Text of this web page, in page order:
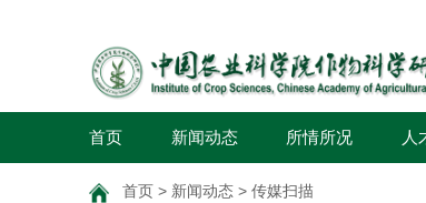
首页 新闻动态 所情所况 人
首页 > 新闻动态 > 传媒扫描